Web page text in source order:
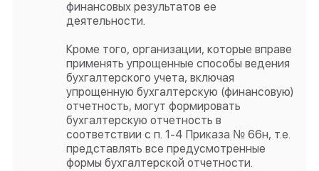
финансовых результатов ее
деятельности.
Кроме того, организации, которые вправе
применять упрощенные способы ведения
бухгалтерского учета, включая
упрощенную бухгалтерскую (финансовую)
отчетность, могут формировать
бухгалтерскую отчетность в
соответствии с п. 1-4 Приказа № 66н, т.е.
представлять все предусмотренные
формы бухгалтерской отчетности.